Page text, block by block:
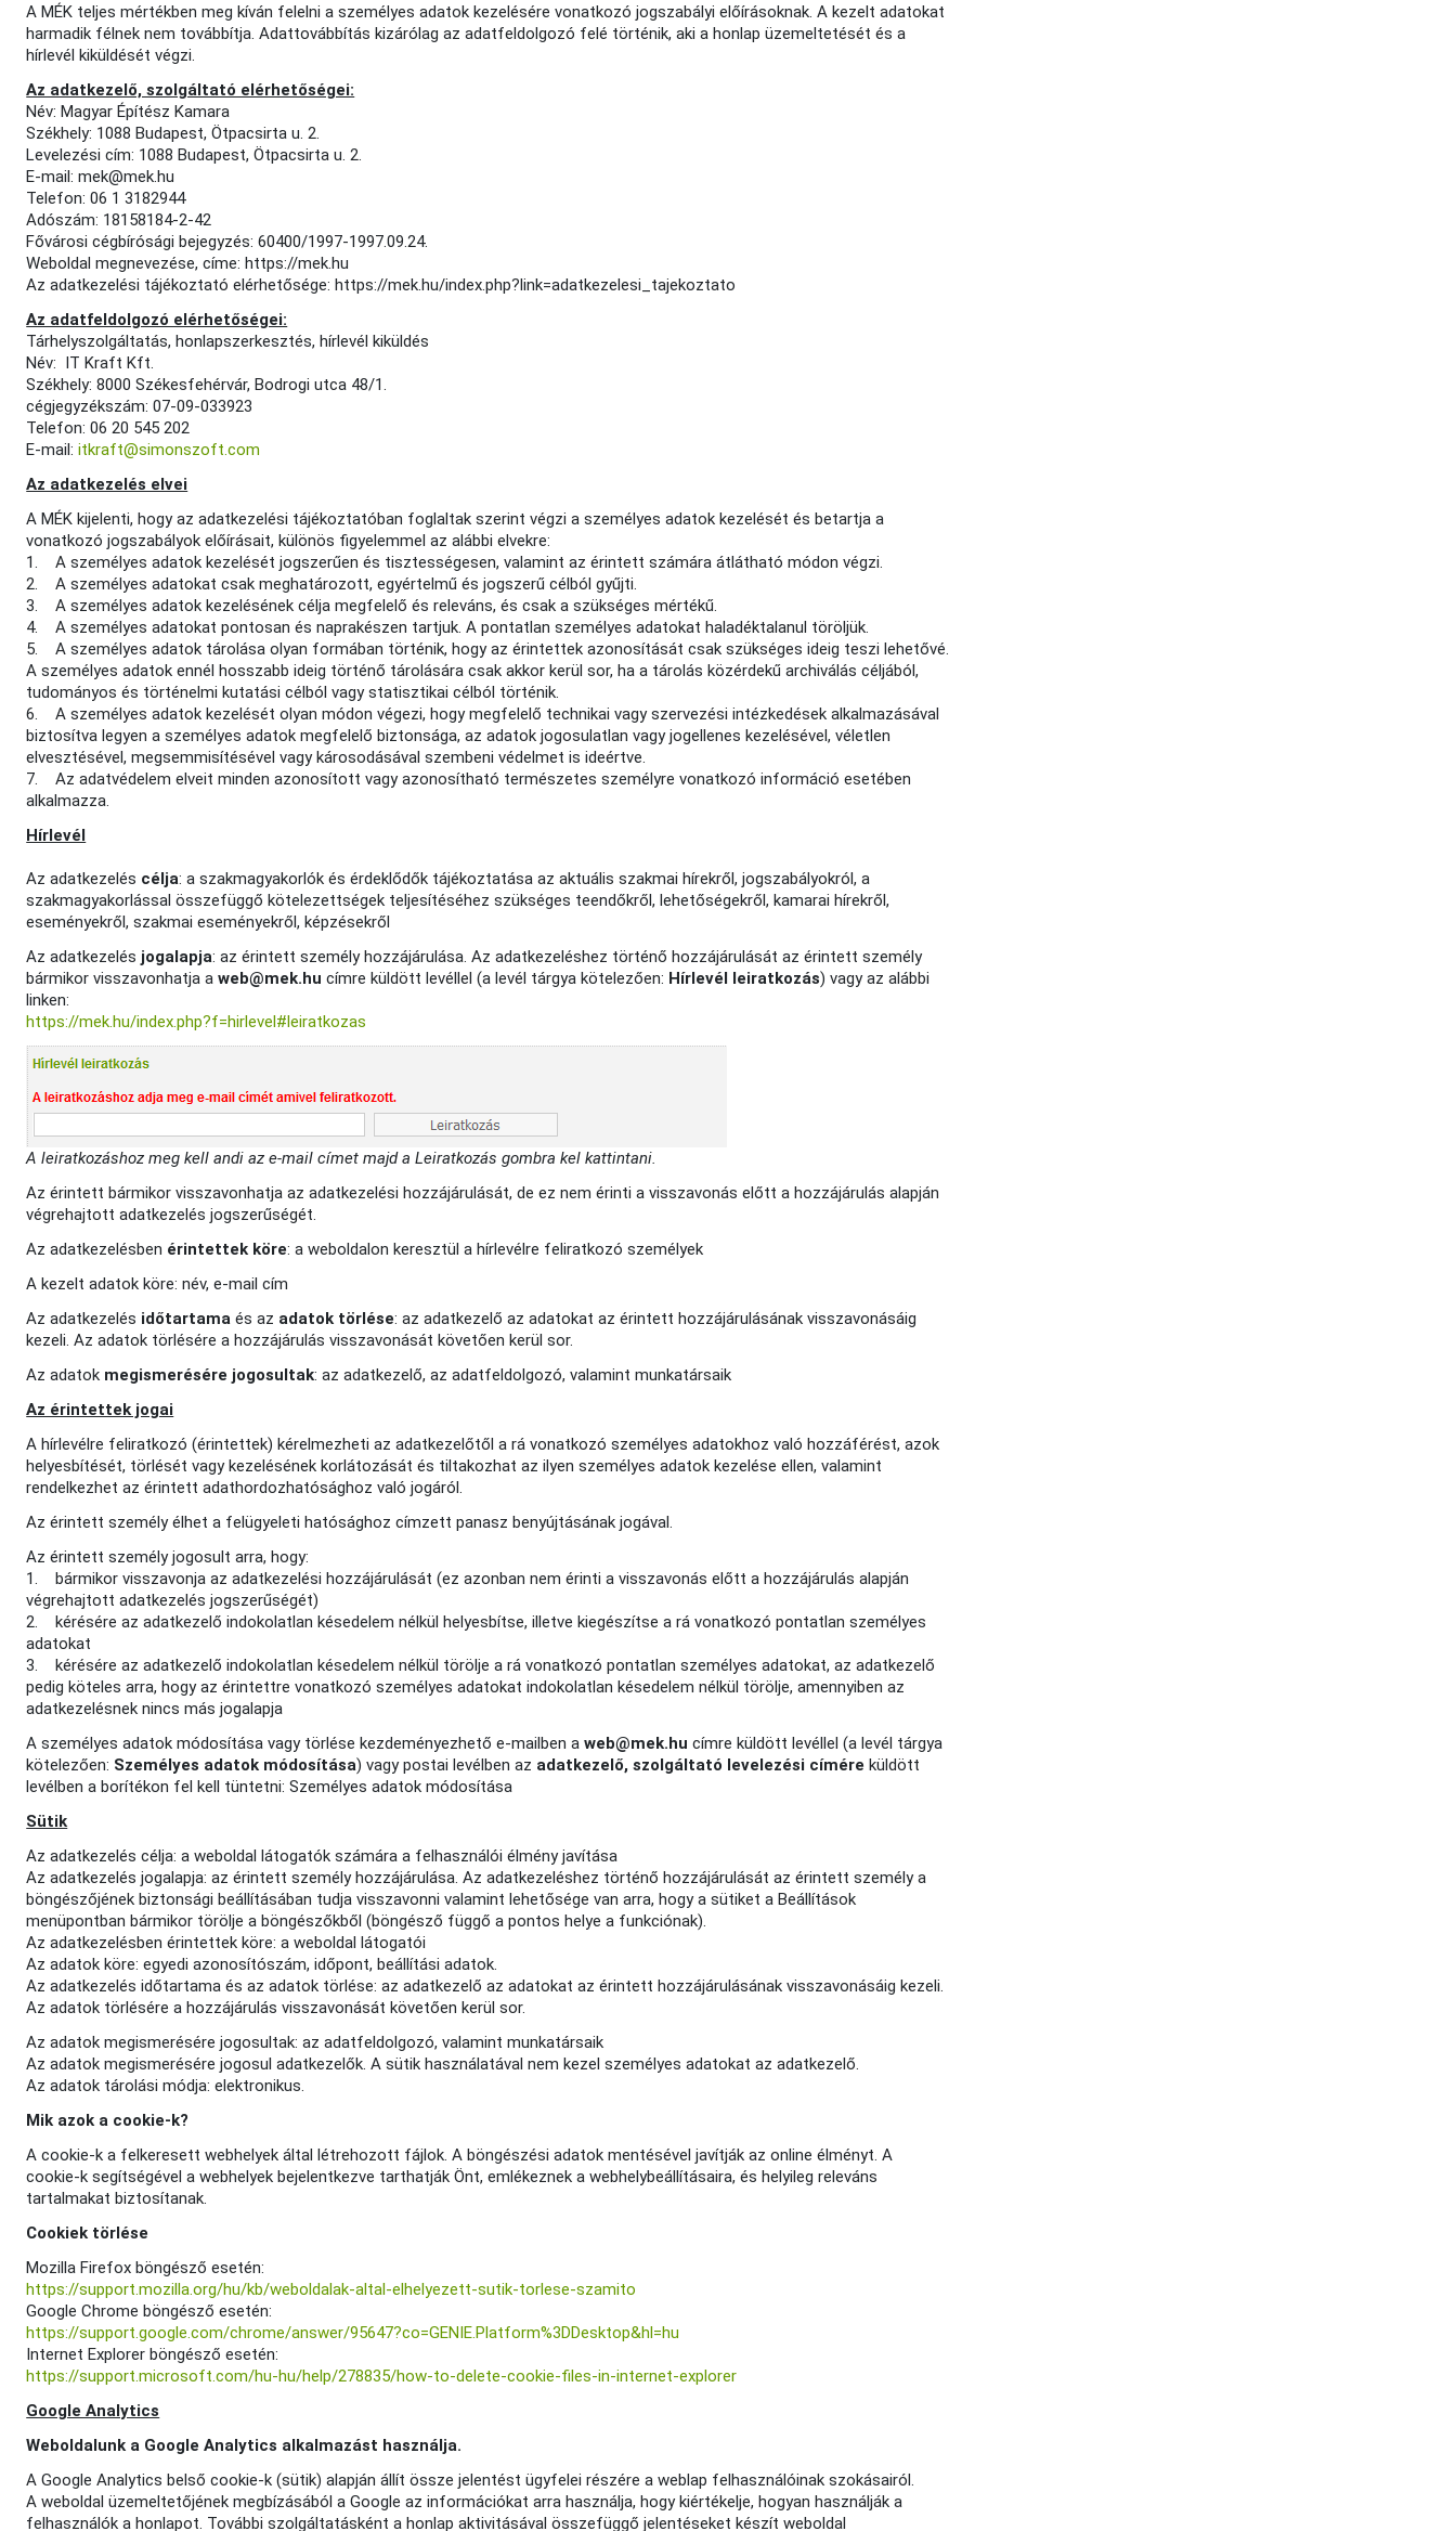
A MÉK teljes mértékben meg kíván felelni a személyes adatok kezelésére vonatkozó jogszabályi előírásoknak. A kezelt adatokat
harmadik félnek nem továbbítja. Adattovábbítás kizárólag az adatfeldolgozó felé történik, aki a honlap üzemeltetését és a
hírlevél kiküldését végzi.
Az adatkezelő, szolgáltató elérhetőségei:
Név: Magyar Építész Kamara
Székhely: 1088 Budapest, Ötpacsirta u. 2.
Levelezési cím: 1088 Budapest, Ötpacsirta u. 2.
E-mail: mek@mek.hu
Telefon: 06 1 3182944
Adószám: 18158184-2-42
Fővárosi cégbírósági bejegyzés: 60400/1997-1997.09.24.
Weboldal megnevezése, címe: https://mek.hu
Az adatkezelési tájékoztató elérhetősége: https://mek.hu/index.php?link=adatkezelesi_tajekoztato
Az adatfeldolgozó elérhetőségei:
Tárhelyszolgáltatás, honlapszerkesztés, hírlevél kiküldés
Név: IT Kraft Kft.
Székhely: 8000 Székesfehérvár, Bodrogi utca 48/1.
cégjegyzékszám: 07-09-033923
Telefon: 06 20 545 202
E-mail:itkraft@simonszoft.com
Az adatkezelés elvei
A MÉK kijelenti, hogy az adatkezelési tájékoztatóban foglaltak szerint végzi a személyes adatok kezelését és betartja a
vonatkozó jogszabályok előírásait, különös figyelemmel az alábbi elvekre:
1. A személyes adatok kezelését jogszerűen és tisztességesen, valamint az érintett számára átlátható módon végzi.
2. A személyes adatokat csak meghatározott, egyértelmű és jogszerű célból gyűjti.
3. A személyes adatok kezelésének célja megfelelő és releváns, és csak a szükséges mértékű.
4. A személyes adatokat pontosan és naprakészen tartjuk. A pontatlan személyes adatokat haladéktalanul töröljük.
5. A személyes adatok tárolása olyan formában történik, hogy az érintettek azonosítását csak szükséges ideig teszi lehetővé.
A személyes adatok ennél hosszabb ideig történő tárolására csak akkor kerül sor, ha a tárolás közérdekű archiválás céljából,
tudományos és történelmi kutatási célból vagy statisztikai célból történik.
6. A személyes adatok kezelését olyan módon végezi, hogy megfelelő technikai vagy szervezési intézkedések alkalmazásával
biztosítva legyen a személyes adatok megfelelő biztonsága, az adatok jogosulatlan vagy jogellenes kezelésével, véletlen
elvesztésével, megsemmisítésével vagy károsodásával szembeni védelmet is ideértve.
7. Az adatvédelem elveit minden azonosított vagy azonosítható természetes személyre vonatkozó információ esetében
alkalmazza.
Hírlevél
Az adatkezelés célja: a szakmagyakorlók és érdeklődők tájékoztatása az aktuális szakmai hírekről, jogszabályokról, a
szakmagyakorlással összefüggő kötelezettségek teljesítéséhez szükséges teendőkről, lehetőségekről, kamarai hírekről,
eseményekről, szakmai eseményekről, képzésekről
Az adatkezelés jogalapja: az érintett személy hozzájárulása. Az adatkezeléshez történő hozzájárulását az érintett személy
bármikor visszavonhatja aweb@mek.hu címre küldött levéllel (a levél tárgya kötelezően: Hírlevél leiratkozás) vagy az alábbi
linken:
https://mek.hu/index.php?f=hirlevel#leiratkozas
A leiratkozáshoz meg kell andi az e-mail címet majd a Leiratkozás gombra kel kattintani.
Az érintett bármikor visszavonhatja az adatkezelési hozzájárulását, de ez nem érinti a visszavonás előtt a hozzájárulás alapján
végrehajtott adatkezelés jogszerűségét.
Az adatkezelésben érintettek köre: a weboldalon keresztül a hírlevélre feliratkozó személyek
A kezelt adatok köre: név, e-mail cím
Az adatkezelés időtartama és az adatok törlése: az adatkezelő az adatokat az érintett hozzájárulásának visszavonásáig
kezeli. Az adatok törlésére a hozzájárulás visszavonását követően kerül sor.
Az adatok megismerésére jogosultak: az adatkezelő, az adatfeldolgozó, valamint munkatársaik
Az érintettek jogai
A hírlevélre feliratkozó (érintettek) kérelmezheti az adatkezelőtől a rá vonatkozó személyes adatokhoz való hozzáférést, azok
helyesbítését, törlését vagy kezelésének korlátozását és tiltakozhat az ilyen személyes adatok kezelése ellen, valamint
rendelkezhet az érintett adathordozhatósághoz való jogáról.
Az érintett személy élhet a felügyeleti hatósághoz címzett panasz benyújtásának jogával.
Az érintett személy jogosult arra, hogy:
1. bármikor visszavonja az adatkezelési hozzájárulását (ez azonban nem érinti a visszavonás előtt a hozzájárulás alapján
végrehajtott adatkezelés jogszerűségét)
2. kérésére az adatkezelő indokolatlan késedelem nélkül helyesbítse, illetve kiegészítse a rá vonatkozó pontatlan személyes
adatokat
3. kérésére az adatkezelő indokolatlan késedelem nélkül törölje a rá vonatkozó pontatlan személyes adatokat, az adatkezelő
pedig köteles arra, hogy az érintettre vonatkozó személyes adatokat indokolatlan késedelem nélkül törölje, amennyiben az
adatkezelésnek nincs más jogalapja
A személyes adatok módosítása vagy törlése kezdeményezhető e-mailben aweb@mek.hu címre küldött levéllel (a levél tárgya
kötelezően: Személyes adatok módosítása) vagy postai levélben az adatkezelő, szolgáltató levelezési címére küldött
levélben a borítékon fel kell tüntetni: Személyes adatok módosítása
Sütik
Az adatkezelés célja: a weboldal látogatók számára a felhasználói élmény javítása
Az adatkezelés jogalapja: az érintett személy hozzájárulása. Az adatkezeléshez történő hozzájárulását az érintett személy a
böngészőjének biztonsági beállításában tudja visszavonni valamint lehetősége van arra, hogy a sütiket a Beállítások
menüpontban bármikor törölje a böngészőkből (böngésző függő a pontos helye a funkciónak).
Az adatkezelésben érintettek köre: a weboldal látogatói
Az adatok köre: egyedi azonosítószám, időpont, beállítási adatok.
Az adatkezelés időtartama és az adatok törlése: az adatkezelő az adatokat az érintett hozzájárulásának visszavonásáig kezeli.
Az adatok törlésére a hozzájárulás visszavonását követően kerül sor.
Az adatok megismerésére jogosultak: az adatfeldolgozó, valamint munkatársaik
Az adatok megismerésére jogosul adatkezelők. A sütik használatával nem kezel személyes adatokat az adatkezelő.
Az adatok tárolási módja: elektronikus.
Mik azok a cookie-k?
A cookie-k a felkeresett webhelyek által létrehozott fájlok. A böngészési adatok mentésével javítják az online élményt. A
cookie-k segítségével a webhelyek bejelentkezve tarthatják Önt, emlékeznek a webhelybeállításaira, és helyileg releváns
tartalmakat biztosítanak.
Cookiek törlése
Mozilla Firefox böngésző esetén:
https://support.mozilla.org/hu/kb/weboldalak-altal-elhelyezett-sutik-torlese-szamito
Google Chrome böngésző esetén:
https://support.google.com/chrome/answer/95647?co=GENIE.Platform%3DDesktop&hl=hu
Internet Explorer böngésző esetén:
https://support.microsoft.com/hu-hu/help/278835/how-to-delete-cookie-files-in-internet-explorer
Google Analytics
Weboldalunk a Google Analytics alkalmazást használja.
A Google Analytics belső cookie-k (sütik) alapján állít össze jelentést ügyfelei részére a weblap felhasználóinak szokásairól.
A weboldal üzemeltetőjének megbízásából a Google az információkat arra használja, hogy kiértékelje, hogyan használják a
felhasználók a honlapot. További szolgáltatásként a honlap aktivitásával összefüggő jelentéseket készít weboldal